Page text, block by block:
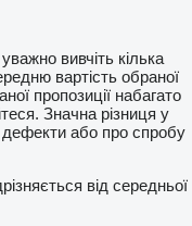
вивчіть кілька
вартість обраної
пропозиції набагато
Значна різниця у
дефекти або про спробу
від середньої